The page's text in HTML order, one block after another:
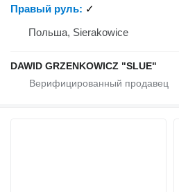
Правый руль
✓
Польша, Sierakowice
DAWID GRZENKOWICZ "SLUE"